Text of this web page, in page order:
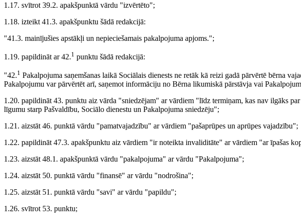
1.17. svītrot 39.2. apakšpunktā vārdu "izvērtēto";
1.18. izteikt 41.3. apakšpunktu šādā redakcijā:
"41.3. mainījušies apstākļi un nepieciešamais pakalpojuma apjoms.";
1.19. papildināt ar 42.1 punktu šādā redakcijā:
"42.1 Pakalpojuma saņemšanas laikā Sociālais dienests ne retāk kā reizi gadā pārvērtē bērna
Pakalpojumu var pārvērtēt arī, saņemot informāciju no Bērna likumiskā pārstāvja vai
1.20. papildināt 43. punktu aiz vārda "sniedzējam" ar vārdiem "līdz termiņam, kas nav ilgāks
līgumu starp Pašvaldību, Sociālo dienestu un Pakalpojuma sniedzēju";
1.21. aizstāt 46. punktā vārdu "pamatvajadzību" ar vārdiem "pašaprūpes un aprūpes vajadzību";
1.22. papildināt 47.3. apakšpunktu aiz vārdiem "ir noteikta invaliditāte" ar vārdiem "ar īpašas
1.23. aizstāt 48.1. apakšpunktā vārdu "pakalpojuma" ar vārdu "Pakalpojuma";
1.24. aizstāt 50. punktā vārdu "finansē" ar vārdu "nodrošina";
1.25. aizstāt 51. punktā vārdu "savi" ar vārdu "papildu";
1.26. svītrot 53. punktu;